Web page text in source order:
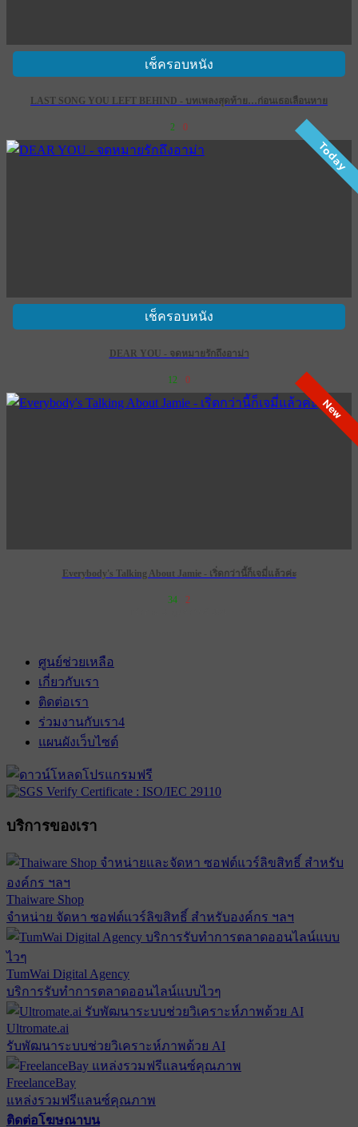
เช็ครอบหนัง
LAST SONG YOU LEFT BEHIND - บทเพลงสุดท้าย…ก่อนเธอเลือนหาย
2 0
Today
เช็ครอบหนัง
DEAR YOU - จดหมายรักถึงอาม่า
12 0
New
Everybody's Talking About Jamie - เริ่ดกว่านี้ก็เจมี่แล้วค่ะ
34 2
ศูนย์ช่วยเหลือ
เกี่ยวกับเรา
ติดต่อเรา
ร่วมงานกับเรา4
แผนผังเว็บไซต์
บริการของเรา
Thaiware Shop
จำหน่าย จัดหา ซอฟต์แวร์ลิขสิทธิ์ สำหรับองค์กร ฯลฯ
TumWai Digital Agency
บริการรับทำการตลาดออนไลน์แบบไวๆ
Ultromate.ai
รับพัฒนาระบบช่วยวิเคราะห์ภาพด้วย AI
FreelanceBay
แหล่งรวมฟรีแลนซ์คุณภาพ
ติดต่อโฆษณาบน